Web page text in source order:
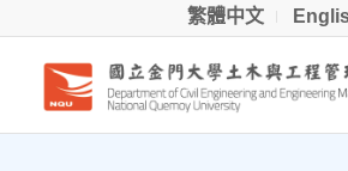
繁體中文